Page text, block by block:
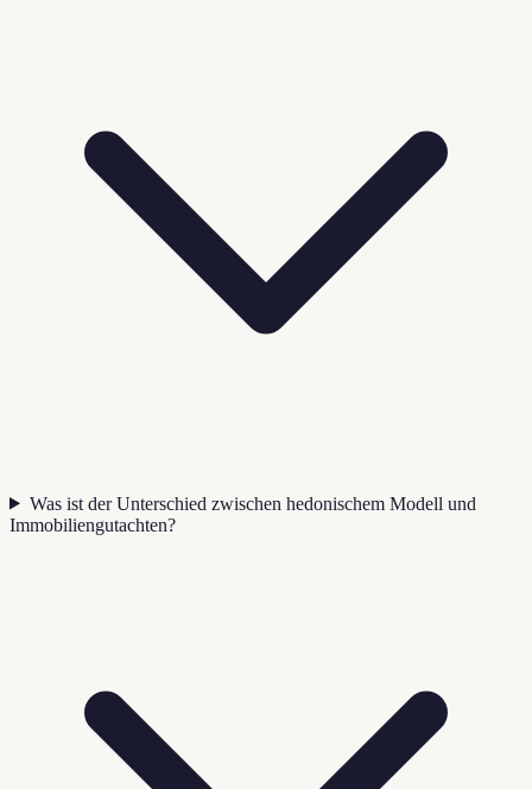
Was ist der Unterschied zwischen hedonischem Modell und
Immobiliengutachten?